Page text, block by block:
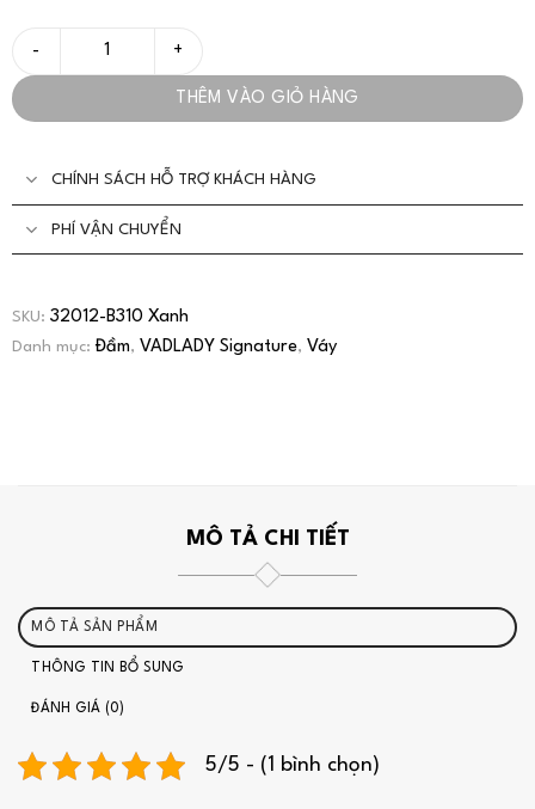
Đầm thiết kế Họa Tiết Xanh Dập Ly Sang Trọng Dành Cho Quý
THÊM VÀO GIỎ HÀNG
CHÍNH SÁCH HỖ TRỢ KHÁCH HÀNG
PHÍ VẬN CHUYỂN
SKU: 32012-B310 Xanh
Danh mục:Đầm, VADLADY Signature, Váy
MÔ TẢ CHI TIẾT
MÔ TẢ SẢN PHẨM
THÔNG TIN BỔ SUNG
ĐÁNH GIÁ (0)
5/5 - (1 bình chọn)